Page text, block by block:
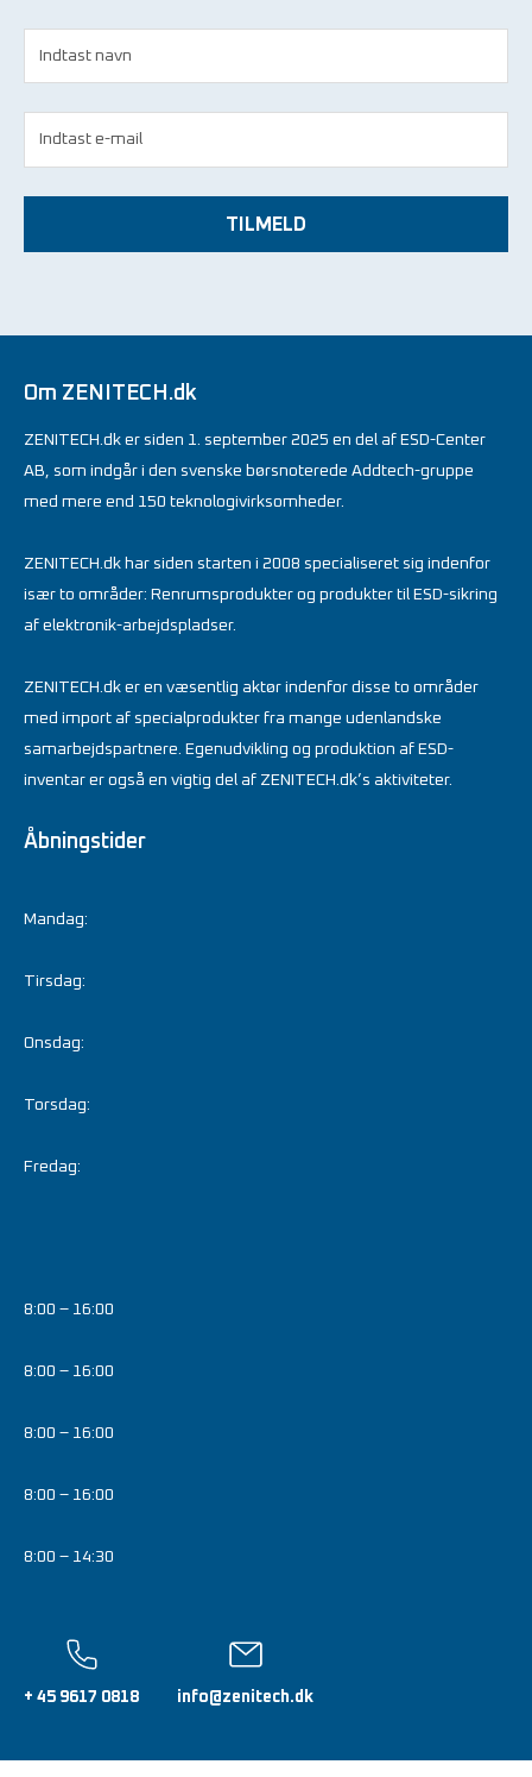
TILMELD
Om ZENITECH.dk
ZENITECH.dk er siden 1. september 2025 en del af ESD-Center
AB, som indgår i den svenske børsnoterede Addtech-gruppe
med mere end 150 teknologivirksomheder.
ZENITECH.dk har siden starten i 2008 specialiseret sig indenfor
især to områder: Renrumsprodukter og produkter til ESD-sikring
af elektronik-arbejdspladser.
ZENITECH.dk er en væsentlig aktør indenfor disse to områder
med import af specialprodukter fra mange udenlandske
samarbejdspartnere. Egenudvikling og produktion af ESD-
inventar er også en vigtig del af ZENITECH.dk’s aktiviteter.
Åbningstider
Mandag:
Tirsdag:
Onsdag:
Torsdag:
Fredag:
8:00 – 16:00
8:00 – 16:00
8:00 – 16:00
8:00 – 16:00
8:00 – 14:30
+ 45 9617 0818 info@zenitech.dk